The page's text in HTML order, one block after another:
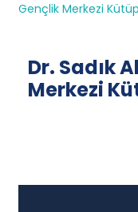
Gençlik Merkezi
Dr. Sadık
Merkezi